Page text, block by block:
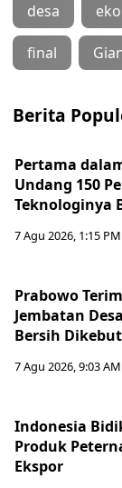
desa
final
Berita
Pertama
Undang 150
Teknologinya
7 Agu 2026, 1:15 PM
Prabowo
Jembatan
Bersih Dikebut
7 Agu 2026, 9:03 AM
Indonesia
Produk
Ekspor